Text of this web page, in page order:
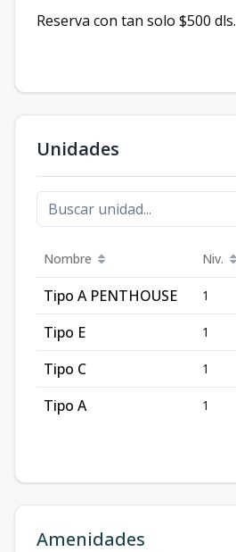
Reserva con tan solo $500 dls.
Unidades
Nombre Niv.
Tipo A PENTHOUSE 1
Tipo E 1
Tipo C 1
Tipo A 1
Amenidades